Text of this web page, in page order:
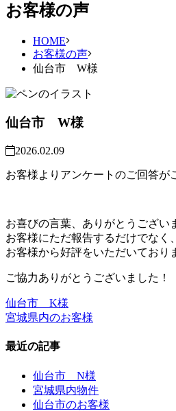
お客様の声
HOME
お客様の声
仙台市 W様
仙台市 W様
2026.02.09
お客様よりアンケートのご回答が
お喜びの言葉、ありがとうござい
お客様にただ報告するだけでなく
お客様から好評をいただいており
ご協力ありがとうございました！
仙台市 K様
宮城県内のお客様
最近の記事
仙台市 N様
宮城県内物件
仙台市のお客様